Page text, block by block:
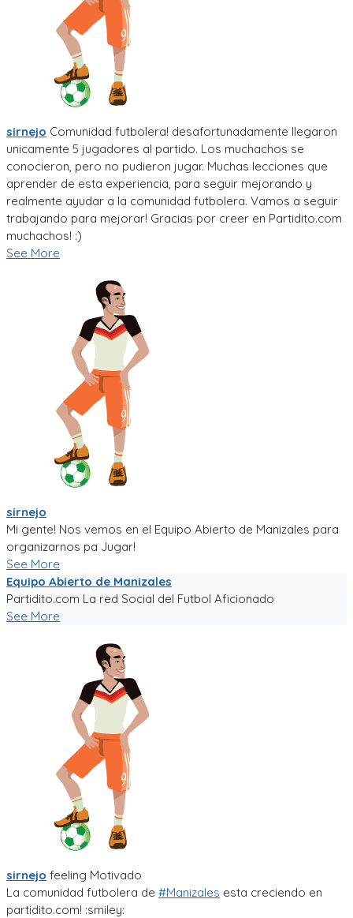
sirnejo Comunidad futbolera! desafortunadamente llegaron
unicamente 5 jugadores al partido. Los muchachos se
conocieron, pero no pudieron jugar. Muchas lecciones que
aprender de esta experiencia, para seguir mejorando y
realmente ayudar a la comunidad futbolera. Vamos a seguir
trabajando para mejorar! Gracias por creer en Partidito.com
muchachos! :)
See More
sirnejo
Mi gente! Nos vemos en el Equipo Abierto de Manizales para
organizarnos pa Jugar!
See More
Equipo Abierto de Manizales
Partidito.com La red Social del Futbol Aficionado
See More
sirnejo feeling Motivado
La comunidad futbolera de #Manizales esta creciendo en
partidito.com! :smiley: